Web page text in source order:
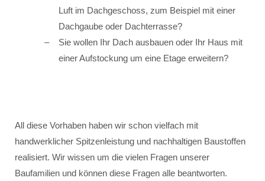
Luft im Dachgeschoss, zum Beispiel mit einer
Dachgaube oder Dachterrasse?
Sie wollen Ihr Dach ausbauen oder Ihr Haus mit
einer Aufstockung um eine Etage erweitern?
All diese Vorhaben haben wir schon vielfach mit
handwerklicher Spitzenleistung und nachhaltigen Baustoffen
realisiert. Wir wissen um die vielen Fragen unserer
Baufamilien und können diese Fragen alle beantworten.